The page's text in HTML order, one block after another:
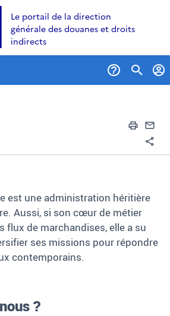
Le portail de la direction
générale des douanes et droits
indirects
est une administration héritière
Aussi, si son cœur de métier
flux de marchandises, elle a su
ses missions pour répondre
contemporains.
?